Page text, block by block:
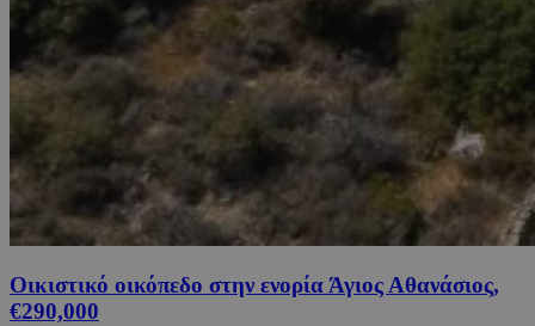
Οικιστικό οικόπεδο στην ενορία Άγιος Αθανάσιος,
€290,000